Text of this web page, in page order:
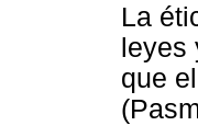
La
leyes
que